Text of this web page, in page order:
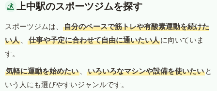
上中駅のスポーツジムを探す
スポーツジムは、
自分のペースで筋トレや有酸素運動を続けた
い人 、 仕事や予定に合わせて自由に通いたい人に向いていま
す。
気軽に運動を始めたい 、 いろいろなマシンや設備を使いたい と
いう人にも選びやすいジャンルです。